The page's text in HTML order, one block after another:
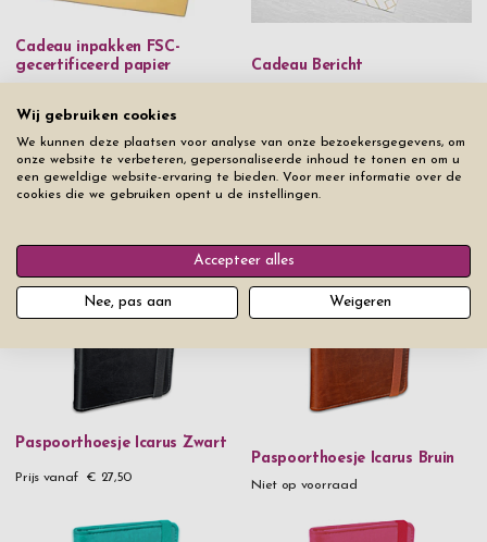
Cadeau inpakken FSC-
gecertificeerd papier
Cadeau Bericht
Paspoorthoesje Icarus Zwart
Prijs vanaf € 27,50
Paspoorthoesje Icarus Bruin
Niet op voorraad
Wij gebruiken cookies
We kunnen deze plaatsen voor analyse van onze bezoekersgegevens, om
onze website te verbeteren, gepersonaliseerde inhoud te tonen en om u
een geweldige website-ervaring te bieden. Voor meer informatie over de
cookies die we gebruiken opent u de instellingen.
Accepteer alles
Nee, pas aan Weigeren